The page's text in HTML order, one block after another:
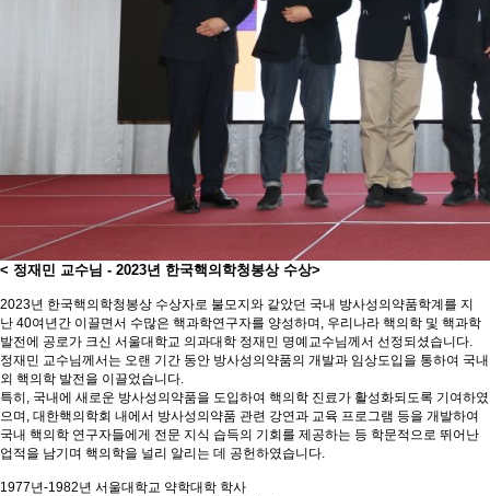
< 정재민 교수님 - 2023년 한국핵의학청봉상 수상>
2023년 한국핵의학청봉상 수상자로 불모지와 같았던 국내 방사성의약품학계를 지
난 40여년간 이끌면서 수많은 핵과학연구자를 양성하며, 우리나라 핵의학 및 핵과학
발전에 공로가 크신 서울대학교 의과대학 정재민 명예교수님께서 선정되셨습니다.
정재민 교수님께서는 오랜 기간 동안 방사성의약품의 개발과 임상도입을 통하여 국내
외 핵의학 발전을 이끌었습니다.
특히, 국내에 새로운 방사성의약품을 도입하여 핵의학 진료가 활성화되도록 기여하였
으며, 대한핵의학회 내에서 방사성의약품 관련 강연과 교육 프로그램 등을 개발하여
국내 핵의학 연구자들에게 전문 지식 습득의 기회를 제공하는 등 학문적으로 뛰어난
업적을 남기며 핵의학을 널리 알리는 데 공헌하였습니다.
1977년-1982년 서울대학교 약학대학 학사